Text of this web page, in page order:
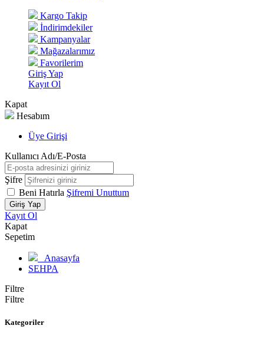
Kargo Takip
İndirimdekiler
Kampanyalar
Mağazalarımız
Favorilerim
Giriş Yap
Kayıt Ol
Kapat
Hesabım
Üye Girişi
Kullanıcı Adı/E-Posta
Şifre
Beni Hatırla Şifremi Unuttum
Giriş Yap
Kayıt Ol
Kapat
Sepetim
Anasayfa
SEHPA
Filtre
Filtre
Kategoriler